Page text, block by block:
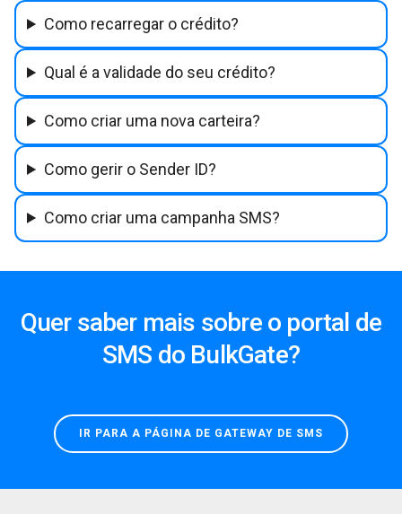
Como recarregar o crédito?
Qual é a validade do seu crédito?
Como criar uma nova carteira?
Como gerir o Sender ID?
Como criar uma campanha SMS?
Quer saber mais sobre o portal de
SMS do BulkGate?
IR PARA A PÁGINA DE GATEWAY DE SMS